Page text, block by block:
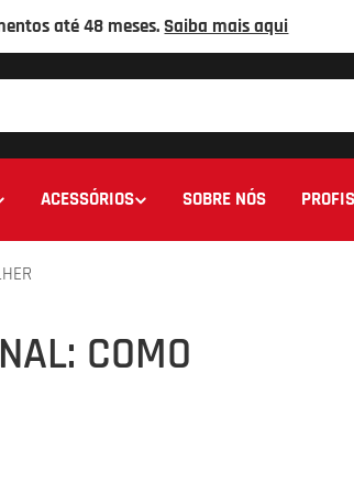
até 48 meses.Saiba mais aqui
ACESSÓRIOS SOBRE NÓS
COMO